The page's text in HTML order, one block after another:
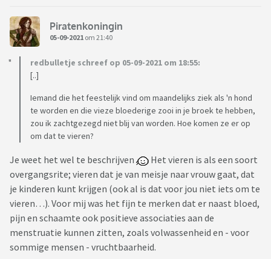
Piratenkoningin
05-09-2021 om 21:40
redbulletje schreef op 05-09-2021 om 18:55:
[..]
Iemand die het feestelijk vind om maandelijks ziek als 'n hond
te worden en die vieze bloederige zooi in je broek te hebben,
zou ik zachtgezegd niet blij van worden. Hoe komen ze er op
om dat te vieren?
Je weet het wel te beschrijven
Het vieren is als een soort
overgangsrite; vieren dat je van meisje naar vrouw gaat, dat
je kinderen kunt krijgen (ook al is dat voor jou niet iets om te
vieren…). Voor mij was het fijn te merken dat er naast bloed,
pijn en schaamte ook positieve associaties aan de
menstruatie kunnen zitten, zoals volwassenheid en - voor
sommige mensen - vruchtbaarheid.